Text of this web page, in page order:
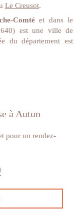
Le Creusot.
Comtéet dans le
est une ville de
du département est
à Autun
pour un rendez-